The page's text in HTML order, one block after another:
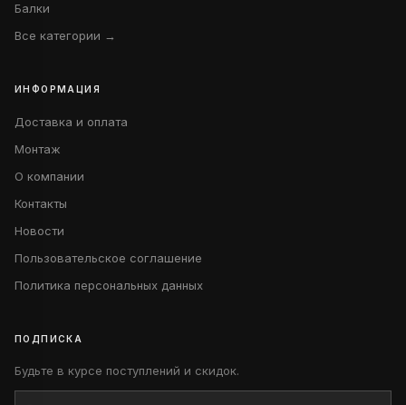
Балки
Все категории →
ИНФОРМАЦИЯ
Доставка и оплата
Монтаж
О компании
Контакты
Новости
Пользовательское соглашение
Политика персональных данных
ПОДПИСКА
Будьте в курсе поступлений и скидок.